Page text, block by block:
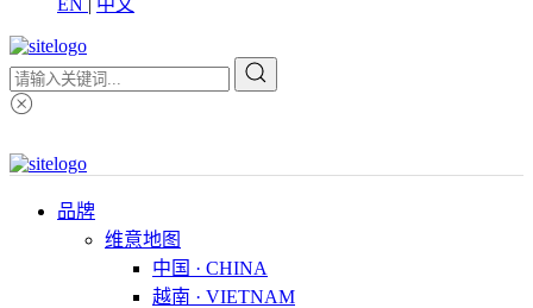
EN | 中文
品牌
维意地图
中国 · CHINA
越南 · VIETNAM